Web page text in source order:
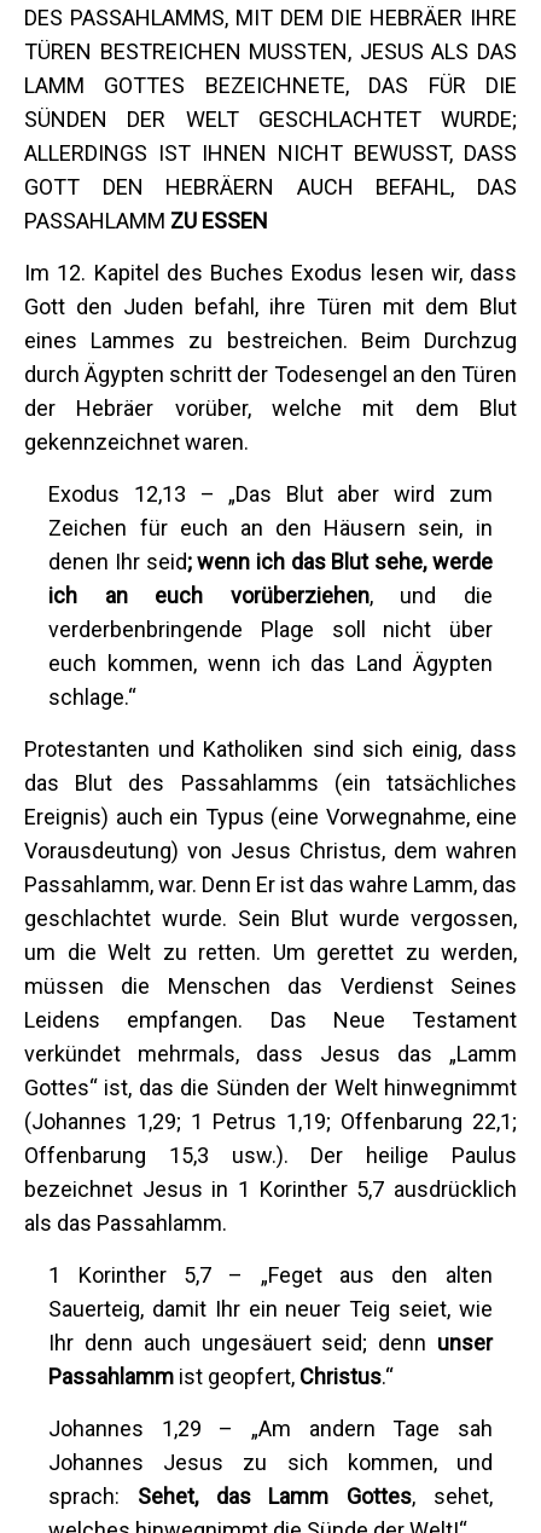
DES PASSAHLAMMS, MIT DEM DIE HEBRÄER IHRE
TÜREN BESTREICHEN MUSSTEN, JESUS ALS DAS
LAMM GOTTES BEZEICHNETE, DAS FÜR DIE
SÜNDEN DER WELT GESCHLACHTET WURDE;
ALLERDINGS IST IHNEN NICHT BEWUSST, DASS
GOTT DEN HEBRÄERN AUCH BEFAHL, DAS
PASSAHLAMM ZU ESSEN
Im 12. Kapitel des Buches Exodus lesen wir, dass
Gott den Juden befahl, ihre Türen mit dem Blut
eines Lammes zu bestreichen. Beim Durchzug
durch Ägypten schritt der Todesengel an den Türen
der Hebräer vorüber, welche mit dem Blut
gekennzeichnet waren.
Exodus 12,13 – „Das Blut aber wird zum
Zeichen für euch an den Häusern sein, in
denen Ihr seid; wenn ich das Blut sehe, werde
ich an euch vorüberziehen, und die
verderbenbringende Plage soll nicht über
euch kommen, wenn ich das Land Ägypten
schlage.“
Protestanten und Katholiken sind sich einig, dass
das Blut des Passahlamms (ein tatsächliches
Ereignis) auch ein Typus (eine Vorwegnahme, eine
Vorausdeutung) von Jesus Christus, dem wahren
Passahlamm, war. Denn Er ist das wahre Lamm, das
geschlachtet wurde. Sein Blut wurde vergossen,
um die Welt zu retten. Um gerettet zu werden,
müssen die Menschen das Verdienst Seines
Leidens empfangen. Das Neue Testament
verkündet mehrmals, dass Jesus das „Lamm
Gottes“ ist, das die Sünden der Welt hinwegnimmt
(Johannes 1,29; 1 Petrus 1,19; Offenbarung 22,1;
Offenbarung 15,3 usw.). Der heilige Paulus
bezeichnet Jesus in 1 Korinther 5,7 ausdrücklich
als das Passahlamm.
1 Korinther 5,7 – „Feget aus den alten
Sauerteig, damit Ihr ein neuer Teig seiet, wie
Ihr denn auch ungesäuert seid; denn unser
Passahlamm ist geopfert, Christus.“
Johannes 1,29 – „Am andern Tage sah
Johannes Jesus zu sich kommen, und
sprach: Sehet, das Lamm Gottes, sehet,